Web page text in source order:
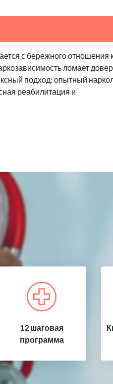
с бережного отношения
ломает
подход: опытный
реабилитация и
12 шаговая
программа